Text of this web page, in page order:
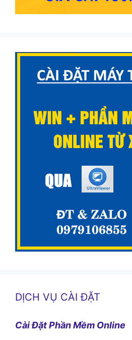
DỊCH VỤ CÀI ĐẶT
Cài Đặt Phần Mềm Online